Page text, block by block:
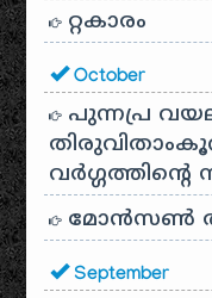
റ്റകാരം
October
പുന്നപ്ര
മോൻസൺ
September